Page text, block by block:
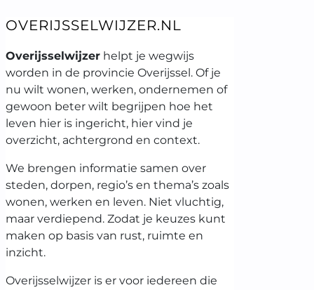
OVERIJSSELWIJZER.NL
Overijsselwijzer helpt je wegwijs
worden in de provincie Overijssel. Of je
nu wilt wonen, werken, ondernemen of
gewoon beter wilt begrijpen hoe het
leven hier is ingericht, hier vind je
overzicht, achtergrond en context.
We brengen informatie samen over
steden, dorpen, regio’s en thema’s zoals
wonen, werken en leven. Niet vluchtig,
maar verdiepend. Zodat je keuzes kunt
maken op basis van rust, ruimte en
inzicht.
Overijsselwijzer is er voor iedereen die